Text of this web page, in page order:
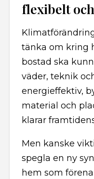
flexibelt
tänka om kring
bostad ska
väder, teknik
energieffektiv,
material och
klarar
Men kanske
spegla en ny
hem som